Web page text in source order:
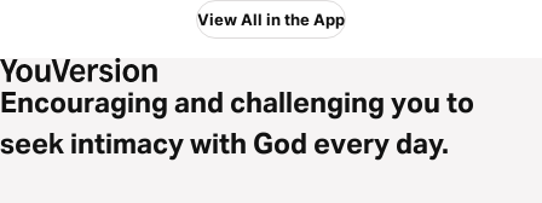
View All in the App
Encouraging and challenging you to
seek intimacy with God every day.